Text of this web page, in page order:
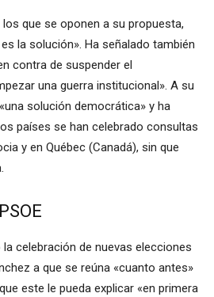
que se oponen a su propuesta,
la solución». Ha señalado también
contra de suspender el
una guerra institucional». A su
solución democrática» y ha
países se han celebrado consultas
y en Québec (Canadá), sin que
celebración de nuevas elecciones
a que se reúna «cuanto antes»
este le pueda explicar «en primera